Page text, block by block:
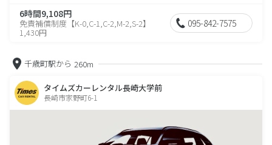
6時間9,108円
免責補償制度【K-0,C-1,C-2,M-2,S-2】
1,430円
095-842-7575
千歳町駅から 260m
タイムズカーレンタル長崎大学前
長崎市家野町6-1